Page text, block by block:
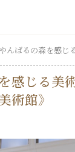
んばるの森を感じ
感じる美
術館》